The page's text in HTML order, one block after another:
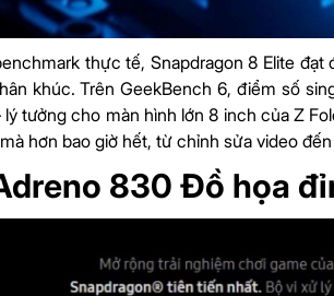
thực tế, Snapdragon 8 Elite
khúc. Trên GeekBench 6, điểm số
lý tưởng cho màn hình lớn 8 inch của Z
hơn bao giờ hết, từ chỉnh sửa video
830 Đồ họa